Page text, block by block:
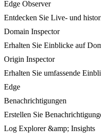
Edge Observer
Entdecken Sie Live- und
Domain Inspector
Erhalten Sie Einblicke auf
Origin Inspector
Erhalten Sie umfassende
Edge
Benachrichtigungen
Erstellen Sie
Log Explorer &amp; Insights